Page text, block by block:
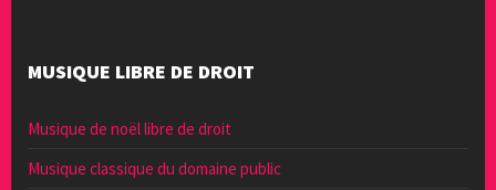
MUSIQUE LIBRE DE DROIT
Musique de noël libre de droit
Musique classique du domaine public